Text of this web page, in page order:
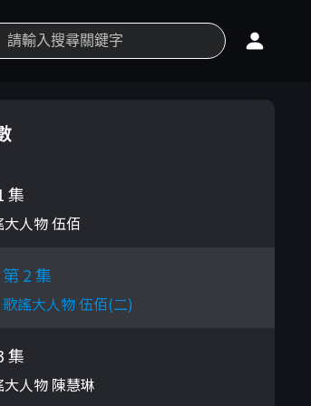
集
大人物 伍佰
第 2 集
歌謠大人物 伍佰(二)
集
大人物 陳慧琳